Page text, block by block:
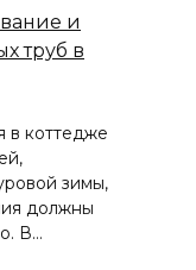
и
труб в
в коттедже
зимы,
должны
В…